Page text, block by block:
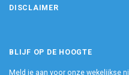
DISCLAIMER
BLIJF OP DE HOOGTE
Meld je aan voor onze wekelijkse